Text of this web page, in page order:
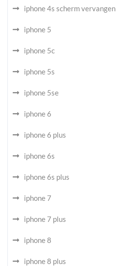
iphone 4s scherm vervangen
iphone 5
iphone 5c
iphone 5s
iphone 5se
iphone 6
iphone 6 plus
iphone 6s
iphone 6s plus
iphone 7
iphone 7 plus
iphone 8
iphone 8 plus